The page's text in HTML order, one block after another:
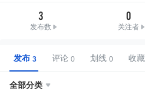
3
发布数
0
关注者
发布 评论 划线 收藏
全部分类 